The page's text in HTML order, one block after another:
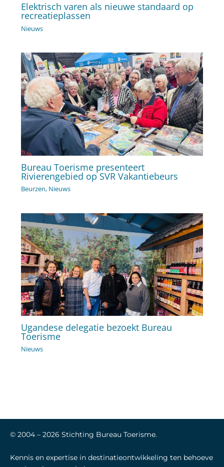
Elektrisch varen als nieuwe standaard op
recreatieplassen
Nieuws
Bureau Toerisme presenteert
Rivierengebied op SVR Vakantiebeurs
Beurzen, Nieuws
Ugandese delegatie bezoekt Bureau
Toerisme
Nieuws
© 2004 – 2026 Stichting Bureau Toerisme.
Kennis en expertise in destinatieontwikkeling ten behoeve